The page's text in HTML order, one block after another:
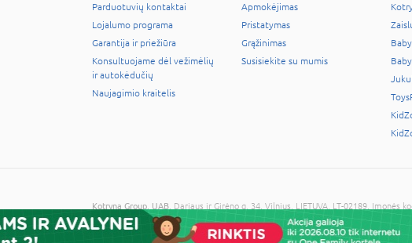
Parduotuvių kontaktai
Lojalumo programa
Garantija ir priežiūra
Konsultuojame dėl vežimėlių
ir autokėdučių
Naujagimio kraitelis
Apmokėjimas
Pristatymas
Grąžinimas
Susisiekite su mumis
Kotryna Group, UAB , Dariaus ir Girėno g. 34, Vilnius, LIETUVA, LT-02189, Įmonės
© 2026 Visos teisės saugomos. Kopijuoti informaciją be administracijos sutikimo